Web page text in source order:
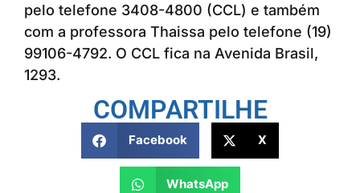
pelo telefone 3408-4800 (CCL) e também
com a professora Thaissa pelo telefone (19)
99106-4792. O CCL fica na Avenida Brasil,
1293.
COMPARTILHE
Facebook X
WhatsApp